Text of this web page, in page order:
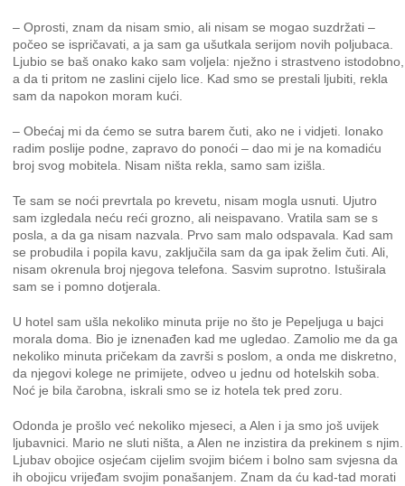
– Oprosti, znam da nisam smio, ali nisam se mogao suzdržati –
počeo se ispričavati, a ja sam ga ušutkala serijom novih poljubaca.
Ljubio se baš onako kako sam voljela: nježno i strastveno istodobno,
a da ti pritom ne zaslini cijelo lice. Kad smo se prestali ljubiti, rekla
sam da napokon moram kući.
– Obećaj mi da ćemo se sutra barem čuti, ako ne i vidjeti. Ionako
radim poslije podne, zapravo do ponoći – dao mi je na komadiću
broj svog mobitela. Nisam ništa rekla, samo sam izišla.
Te sam se noći prevrtala po krevetu, nisam mogla usnuti. Ujutro
sam izgledala neću reći grozno, ali neispavano. Vratila sam se s
posla, a da ga nisam nazvala. Prvo sam malo odspavala. Kad sam
se probudila i popila kavu, zaključila sam da ga ipak želim čuti. Ali,
nisam okrenula broj njegova telefona. Sasvim suprotno. Istuširala
sam se i pomno dotjerala.
U hotel sam ušla nekoliko minuta prije no što je Pepeljuga u bajci
morala doma. Bio je iznenađen kad me ugledao. Zamolio me da ga
nekoliko minuta pričekam da završi s poslom, a onda me diskretno,
da njegovi kolege ne primijete, odveo u jednu od hotelskih soba.
Noć je bila čarobna, iskrali smo se iz hotela tek pred zoru.
Odonda je prošlo već nekoliko mjeseci, a Alen i ja smo još uvijek
ljubavnici. Mario ne sluti ništa, a Alen ne inzistira da prekinem s njim.
Ljubav obojice osjećam cijelim svojim bićem i bolno sam svjesna da
ih obojicu vrijeđam svojim ponašanjem. Znam da ću kad-tad morati